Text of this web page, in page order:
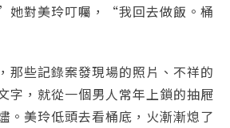
她對美玲叮囑，“我回去做飯。桶
那些記錄案發現場的照片、不祥的
字，就從一個男人常年上鎖的抽屜
。美玲低頭去看桶底，火漸漸熄了